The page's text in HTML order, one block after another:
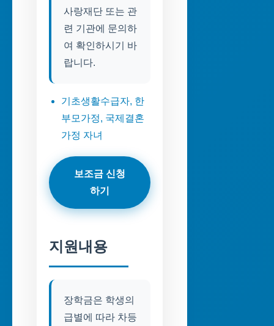
사랑재단 또는 관
련 기관에 문의하
여 확인하시기 바
랍니다.
기초생활수급자, 한
부모가정, 국제결혼
가정 자녀
보조금 신청
하기
지원내용
장학금은 학생의
급별에 따라 차등